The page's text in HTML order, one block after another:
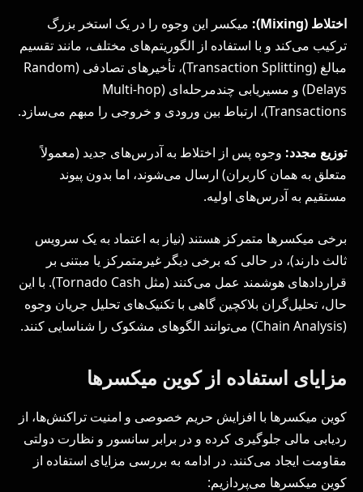
اختلاط (Mixing
): میکسر این وجوه را در یک استخر بزرگ
ترکیب می‌کند و با استفاده از الگوریتم‌های مختلف، مانند تقسیم
مبالغ (Transaction Splitting)، تأخیرهای تصادفی (Random
Delays) و مسیریابی چندمرحله‌ای (Multi-hop
Transactions)، ارتباط بین ورودی و خروجی را مبهم می‌سازد.
توزیع مجدد: وجوه پس از اختلاط به آدرس‌های جدید (معمولاً
متعلق به همان کاربران) ارسال می‌شوند، اما بدون پیوند
مستقیم به آدرس‌های اولیه.
برخی میکسرها متمرکز هستند (نیاز به اعتماد به یک سرویس
ثالث دارند)، در حالی که برخی دیگر غیرمتمرکز یا مبتنی بر
قراردادهای هوشمند عمل می‌کنند (مثل Tornado Cash). با این
حال، تحلیل‌گران بلاکچین گاهی با تکنیک‌های تحلیل جریان وجوه
(Chain Analysis) می‌توانند الگوهای مشکوک را شناسایی کنند.
مزایای استفاده از کوین میکسرها
کوین میکسرها با افزایش حریم خصوصی و امنیت تراکنش‌ها، از
ردیابی مالی جلوگیری کرده و در برابر سانسور و نظارت دولتی
مقاومت ایجاد می‌کنند. در ادامه به بررسی مزایای استفاده از
کوین میکسرها می‌پردازیم: